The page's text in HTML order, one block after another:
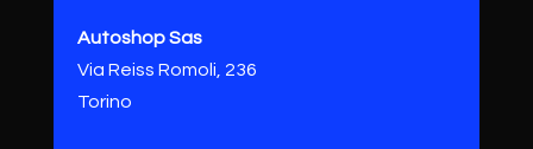
Autoshop Sas
Via Reiss Romoli, 236
Torino